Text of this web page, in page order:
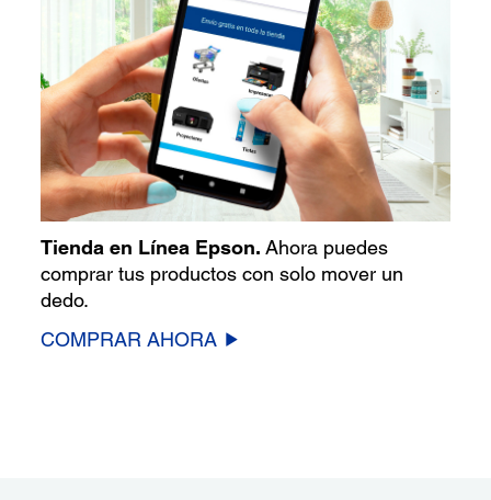
Tienda en Línea Epson.Ahora puedes
comprar tus productos con solo mover un
dedo.
COMPRAR AHORA